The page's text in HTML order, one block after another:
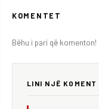
KOMENTET
Bëhu i pari që komenton!
LINI NJË KOMENT